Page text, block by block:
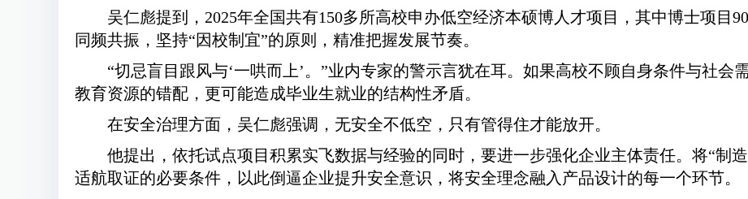
吴仁彪提到，2025年全国共有150多所高校申办低空经济本硕博人才项目，其中博士项目
同频共振，坚持“因校制宜”的原则，精准把握发展节奏。
“切忌盲目跟风与‘一哄而上’。”业内专家的警示言犹在耳。如果高校不顾自身条件与社会
教育资源的错配，更可能造成毕业生就业的结构性矛盾。
在安全治理方面，吴仁彪强调，无安全不低空，只有管得住才能放开。
他提出，依托试点项目积累实飞数据与经验的同时，要进一步强化企业主体责任。将“制
适航取证的必要条件，以此倒逼企业提升安全意识，将安全理念融入产品设计的每一个环节。